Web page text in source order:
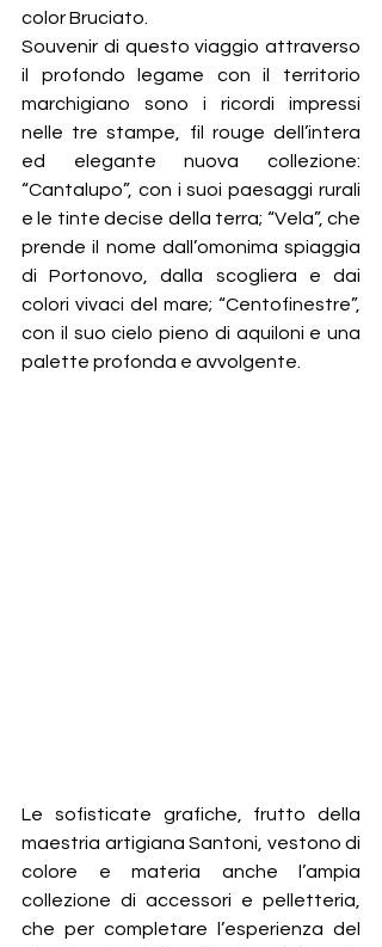
color Bruciato.
Souvenir di questo viaggio attraverso
il profondo legame con il territorio
marchigiano sono i ricordi impressi
nelle tre stampe, fil rouge dell’intera
ed elegante nuova collezione:
“Cantalupo”, con i suoi paesaggi rurali
e le tinte decise della terra; “Vela”, che
prende il nome dall’omonima spiaggia
di Portonovo, dalla scogliera e dai
colori vivaci del mare; “Centofinestre”,
con il suo cielo pieno di aquiloni e una
palette profonda e avvolgente.
Le sofisticate grafiche, frutto della
maestria artigiana Santoni, vestono di
colore e materia anche l’ampia
collezione di accessori e pelletteria,
che per completare l’esperienza del